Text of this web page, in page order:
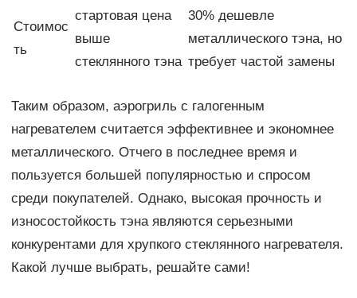
Стоимос
ть
стартовая цена
выше
стеклянного тэна
30% дешевле
металлического тэна, но
требует частой замены
Таким образом, аэрогриль с галогенным
нагревателем считается эффективнее и экономнее
металлического. Отчего в последнее время и
пользуется большей популярностью и спросом
среди покупателей. Однако, высокая прочность и
износостойкость тэна являются серьезными
конкурентами для хрупкого стеклянного нагревателя.
Какой лучше выбрать, решайте сами!